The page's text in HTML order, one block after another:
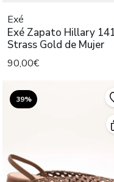
Exé
Exé Zapato Hillary
Strass Gold de Mujer
90,00€
39%